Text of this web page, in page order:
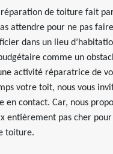
de toiture fait
attendre pour ne pas
dans un lieu
comme un
activité réparatrice de
votre toit, nous vous
en contact. Car, nous
entièrement pas cher
toiture.